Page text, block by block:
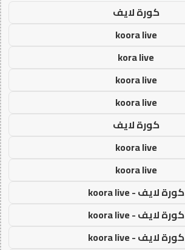
كورة لايف
koora live
kora live
koora live
koora live
كورة لايف
koora live
koora live
كورة لايف - koora live
كورة لايف - koora live
كورة لايف - koora live